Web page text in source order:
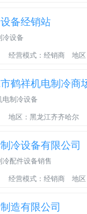
备经销站
冷设备
经营模式：经销商
地
鹤祥机电制冷商
电制冷设备
地区：黑龙江齐齐哈尔
冷设备有限公司
冷配件设备销售
经营模式：经销商
地
造有限公司